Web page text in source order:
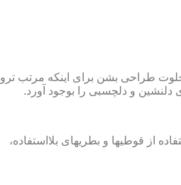
طراحی بشن برای اینکه مرتب ترو
دلنشین و دلچسبی را بوجود آورد.
از قوطی­ها و بطری­های بلااستفاده،